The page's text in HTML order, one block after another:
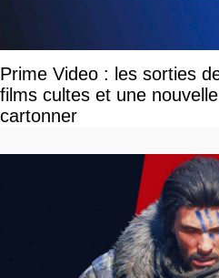
Prime Video : les sorties
films cultes et une
cartonner